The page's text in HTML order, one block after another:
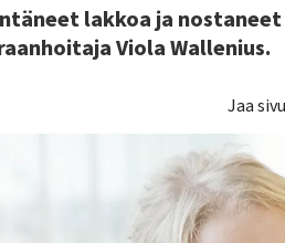
lakkoa ja
Viola Wallenius.
Jaa sivu